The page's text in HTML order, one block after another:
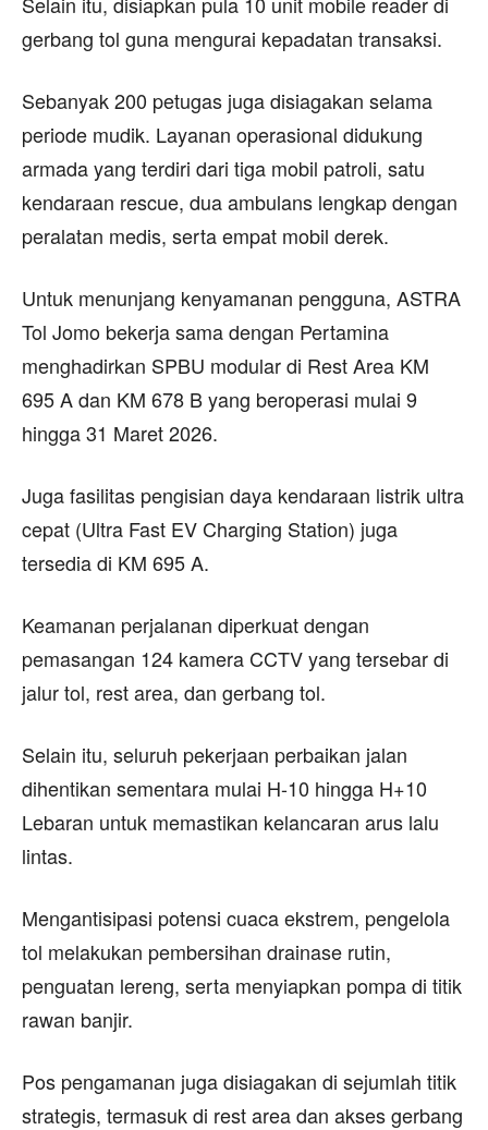
gerbang tol guna mengurai kepadatan transaksi.
Sebanyak 200 petugas juga disiagakan selama
periode mudik. Layanan operasional didukung
armada yang terdiri dari tiga mobil patroli, satu
kendaraan rescue, dua ambulans lengkap dengan
peralatan medis, serta empat mobil derek.
Untuk menunjang kenyamanan pengguna, ASTRA
Tol Jomo bekerja sama dengan Pertamina
menghadirkan SPBU modular di Rest Area KM
695 A dan KM 678 B yang beroperasi mulai 9
hingga 31 Maret 2026.
Juga fasilitas pengisian daya kendaraan listrik ultra
cepat (Ultra Fast EV Charging Station) juga
tersedia di KM 695 A.
Keamanan perjalanan diperkuat dengan
pemasangan 124 kamera CCTV yang tersebar di
jalur tol, rest area, dan gerbang tol.
Selain itu, seluruh pekerjaan perbaikan jalan
dihentikan sementara mulai H-10 hingga H+10
Lebaran untuk memastikan kelancaran arus lalu
lintas.
Mengantisipasi potensi cuaca ekstrem, pengelola
tol melakukan pembersihan drainase rutin,
penguatan lereng, serta menyiapkan pompa di titik
rawan banjir.
Pos pengamanan juga disiagakan di sejumlah titik
strategis, termasuk di rest area dan akses gerbang